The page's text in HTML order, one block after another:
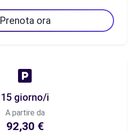
Prenota ora
15 giorno/i
A partire da
92,30 €